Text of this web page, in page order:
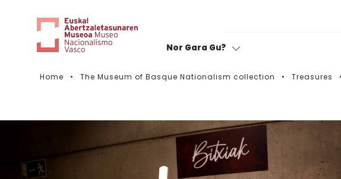
Nor Gara Gu?
Home The Museum of Basque Nationalism collection Treasures